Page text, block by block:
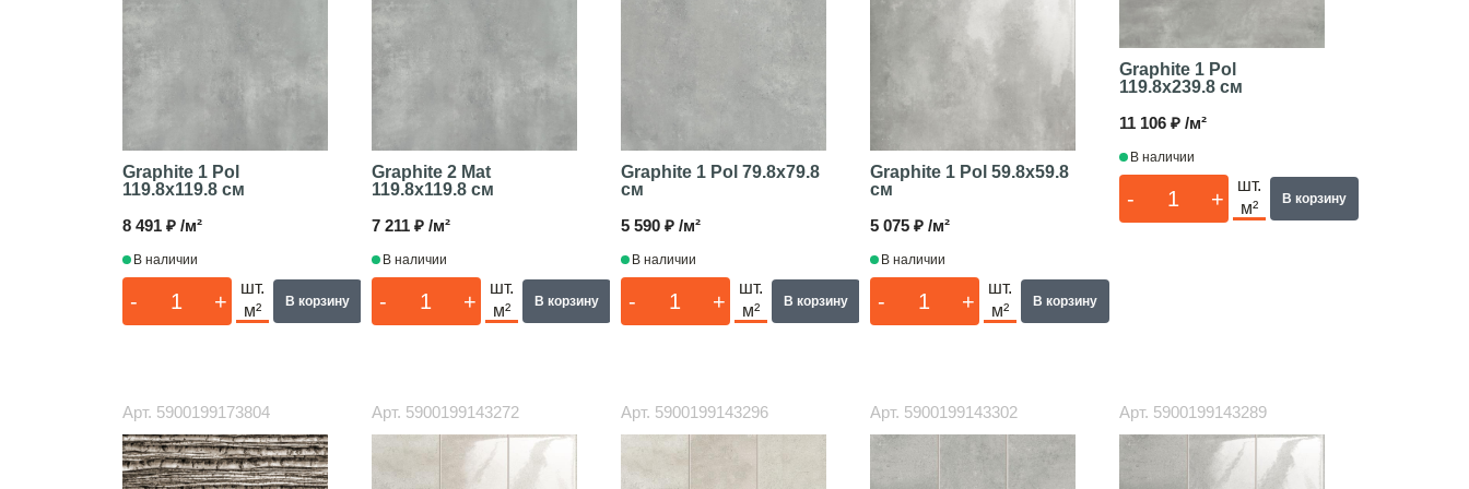
Graphite 1 Pol
119.8x119.8 см
8 491 ₽ /м²
В наличии
- +
шт.
м²
В корзину
Graphite 2 Mat
119.8x119.8 см
7 211 ₽ /м²
В наличии
- +
шт.
м²
В корзину
Graphite 1 Pol 79.8x79.8
см
5 590 ₽ /м²
В наличии
- +
шт.
м²
В корзину
Graphite 1 Pol 59.8x59.8
см
5 075 ₽ /м²
В наличии
- +
шт.
м²
В корзину
Graphite 1 Pol
119.8x239.8 см
11 106 ₽ /м²
В наличии
- +
шт.
м²
В корзину
Арт. 5900199173804 Арт. 5900199143272 Арт. 5900199143296 Арт. 5900199143302 Арт. 5900199143289